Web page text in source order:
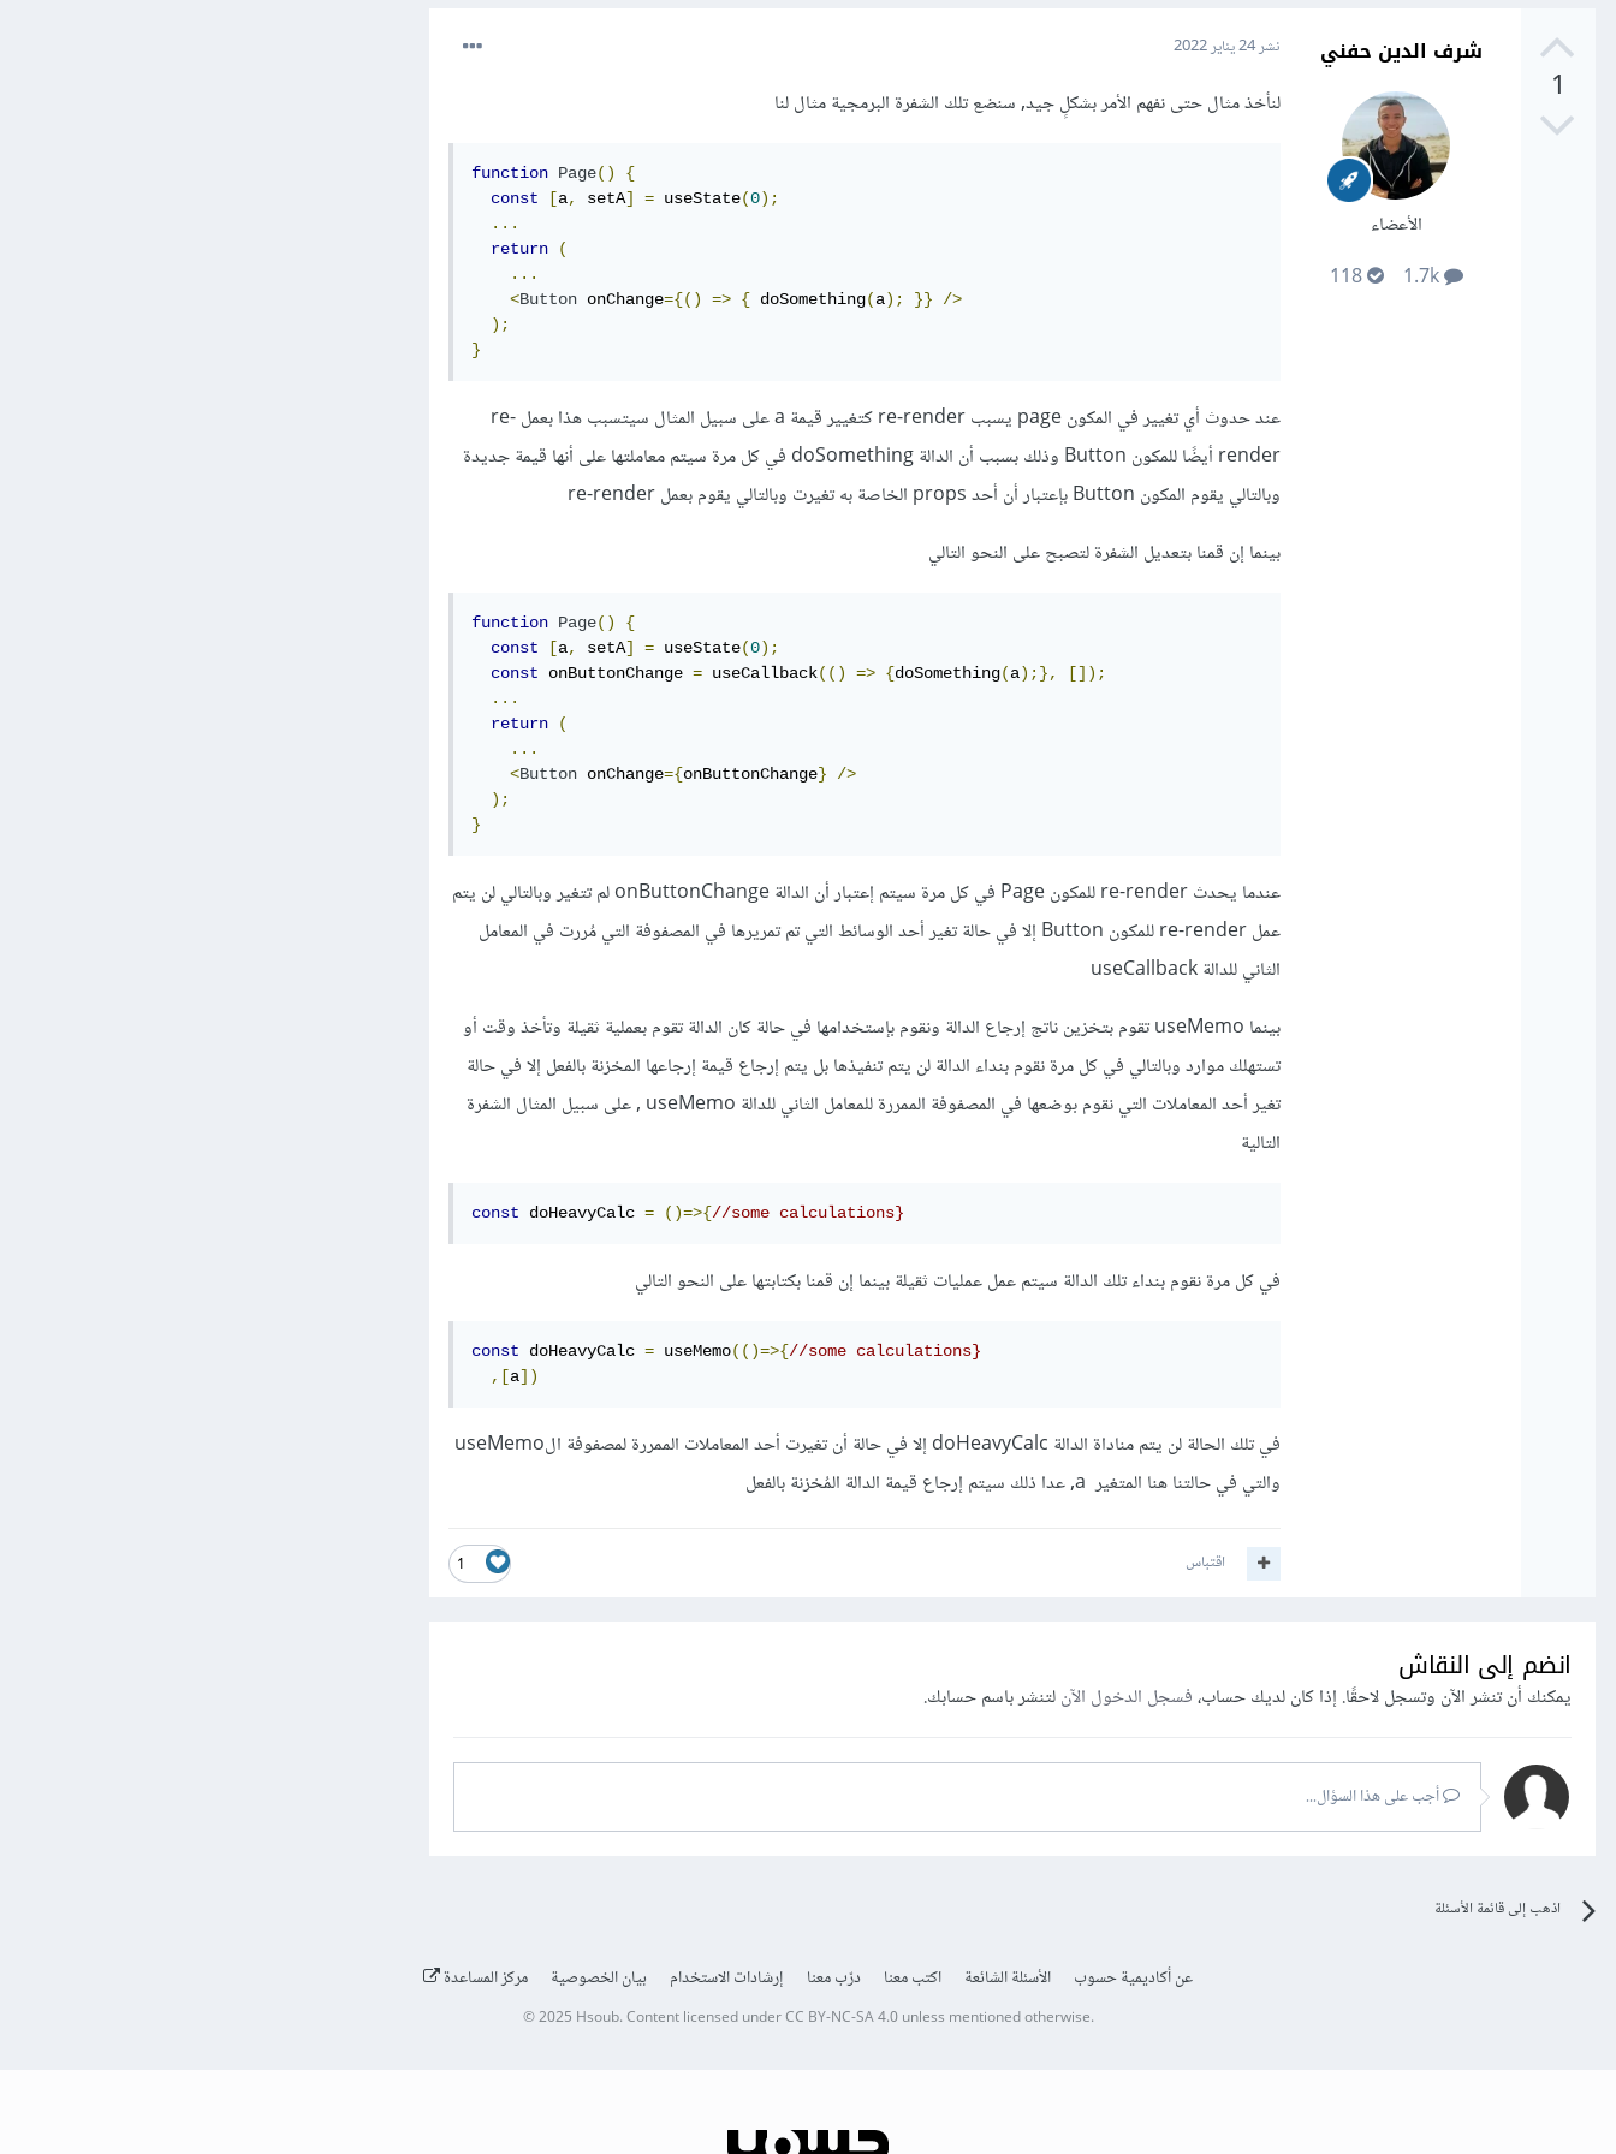
1
شرف الدين حفني
الأعضاء
1.7k
118
نشر24 يناير 2022
لنأخذ مثال حتى نفهم الأمر بشكلٍ جيد, سنضع تلك الشفرة البرمجية مثال لنا
function Page()
{
const
[a, setA] = useState(0);
...
return
(
...
<Button onChange={() => { doSomething(a); }}
/>
);
}
عند حدوث أي تغيير في المكون page يسبب re-render كتغيير قيمة a على سبيل المثال سيتسبب هذا بعمل re-
render أيضًا للمكون Button وذلك بسبب أن الدالة doSomething في كل مرة سيتم معاملتها على أنها قيمة جديدة
وبالتالي يقوم المكون Button بإعتبار أن أحد props الخاصة به تغيرت وبالتالي يقوم بعمل re-render
بينما إن قمنا بتعديل الشفرة لتصبح على النحو التالي
function Page()
{
const
[a, setA] = useState(0);
const onButtonChange = useCallback(() => {doSomething(a);},
[]);
...
return
(
...
<Button onChange={onButtonChange}
/>
);
}
عندما يحدث re-render للمكون Page في كل مرة سيتم إعتبار أن الدالة onButtonChange لم تتغير وبالتالي لن يتم
عمل re-render للمكون Button إلا في حالة تغير أحد الوسائط التي تم تمريرها في المصفوفة التي مُررت في المعامل
الثاني للدالة useCallback
بينما useMemo تقوم بتخزين ناتج إرجاع الدالة ونقوم بإستخدامها في حالة كان الدالة تقوم بعملية ثقيلة وتأخذ وقت أو
تستهلك موارد وبالتالي في كل مرة نقوم بنداء الدالة لن يتم تنفيذها بل يتم إرجاع قيمة إرجاعها المخزنة بالفعل إلا في حالة
تغير أحد المعاملات التي نقوم بوضعها في المصفوفة الممررة للمعامل الثاني للدالة useMemo , على سبيل المثال الشفرة
التالية
const doHeavyCalc = ()=>{//some calculations}
في كل مرة نقوم بنداء تلك الدالة سيتم عمل عمليات ثقيلة بينما إن قمنا بكتابتها على النحو التالي
const doHeavyCalc = useMemo(()=>{//some calculations}
,[a])
في تلك الحالة لن يتم مناداة الدالة doHeavyCalc إلا في حالة أن تغيرت أحد المعاملات الممررة لمصفوفة الuseMemo
والتي في حالتنا هنا المتغير a, عدا ذلك سيتم إرجاع قيمة الدالة المُخزنة بالفعل
1 اقتباس
انضم إلى النقاش
يمكنك أن تنشر الآن وتسجل لاحقًا. إذا كان لديك حساب،فسجل الدخول الآنلتنشر باسم حسابك.
أجب على هذا السؤال...
اذهب إلى قائمة الأسئلة
عن أكاديمية حسوب الأسئلة الشائعة اكتب معنا درّب معنا إرشادات الاستخدام بيان الخصوصية مركز المساعدة
© 2025 Hsoub.Content licensed underCC BY-NC-SA 4.0unless mentioned otherwise.